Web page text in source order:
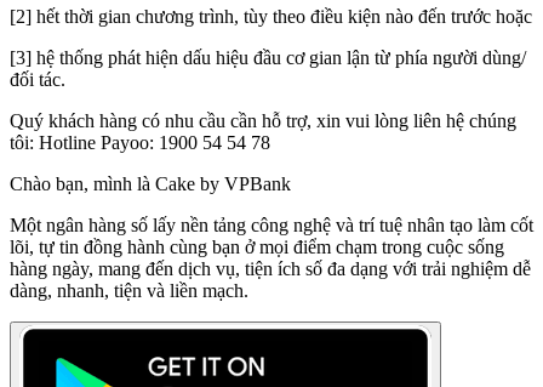
[2] hết thời gian chương trình, tùy theo điều kiện nào đến trước hoặc
[3] hệ thống phát hiện dấu hiệu đầu cơ gian lận từ phía người dùng/
đối tác.
Quý khách hàng có nhu cầu cần hỗ trợ, xin vui lòng liên hệ chúng
tôi: Hotline Payoo: 1900 54 54 78
Chào bạn, mình là Cake by VPBank
Một ngân hàng số lấy nền tảng công nghệ và trí tuệ nhân tạo làm cốt
lõi, tự tin đồng hành cùng bạn ở mọi điểm chạm trong cuộc sống
hàng ngày, mang đến dịch vụ, tiện ích số đa dạng với trải nghiệm dễ
dàng, nhanh, tiện và liền mạch.